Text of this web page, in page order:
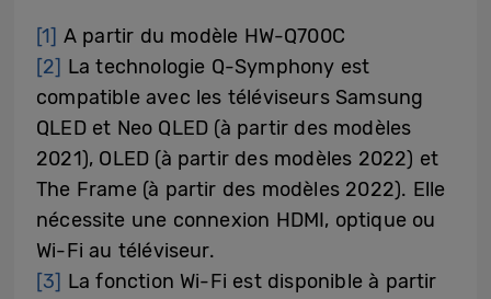
[1] A partir du modèle HW-Q700C
[2] La technologie Q-Symphony est
compatible avec les téléviseurs Samsung
QLED et Neo QLED (à partir des modèles
2021), OLED (à partir des modèles 2022) et
The Frame (à partir des modèles 2022). Elle
nécessite une connexion HDMI, optique ou
Wi-Fi au téléviseur.
[3] La fonction Wi-Fi est disponible à partir